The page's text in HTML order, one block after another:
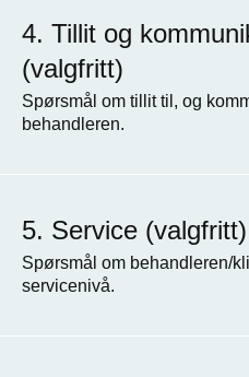
Tillit og
(valgfritt)
Spørsmål om tillit til, og
behandleren.
Service (valgfritt)
Spørsmål om behandleren/
servicenivå.